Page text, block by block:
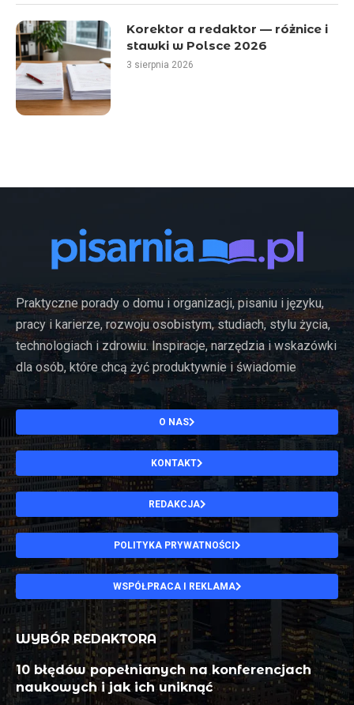
Korektor a redaktor — różnice i
stawki w Polsce 2026
3 sierpnia 2026
Praktyczne porady o domu i organizacji, pisaniu i języku,
pracy i karierze, rozwoju osobistym, studiach, stylu życia,
technologiach i zdrowiu. Inspiracje, narzędzia i wskazówki
dla osób, które chcą żyć produktywnie i świadomie
O NAS
KONTAKT
REDAKCJA
POLITYKA PRYWATNOŚCI
WSPÓŁPRACA I REKLAMA
WYBÓR REDAKTORA
10 błędów popełnianych na konferencjach
naukowych i jak ich uniknąć